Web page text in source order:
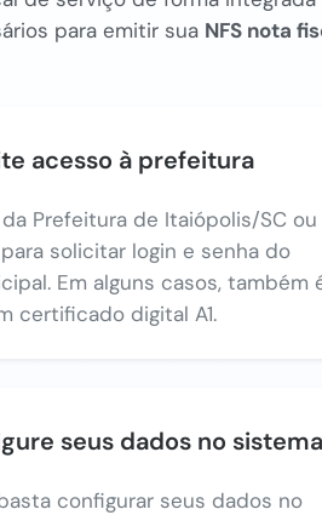
para emitir sua NFS nota
acesso à prefeitura
Prefeitura de Itaiópolis/SC ou
solicitar login e senha do
Em alguns casos, também
certificado digital A1.
seus dados no sistema
configurar seus dados no